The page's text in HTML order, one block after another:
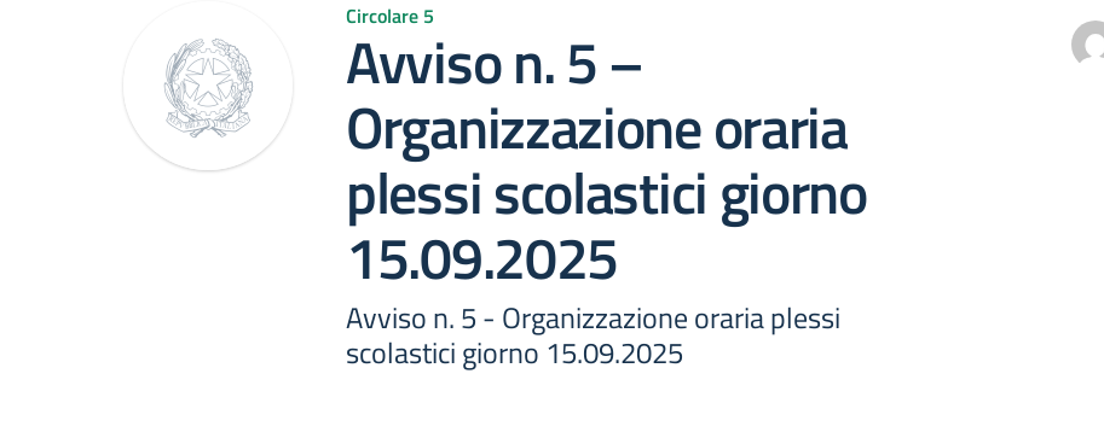
Circolare 5
Avviso n. 5 –
Organizzazione oraria
plessi scolastici giorno
15.09.2025
Avviso n. 5 - Organizzazione oraria plessi
scolastici giorno 15.09.2025